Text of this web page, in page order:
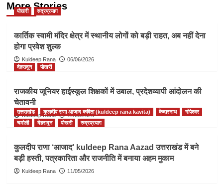
More Stories
पोखरी रुद्रप्रयाग
कार्तिक स्वामी मंदिर क्षेत्र में स्थानीय लोगों को बड़ी राहत, अब नहीं देना
होगा प्रवेश शुल्क
Kuldeep Rana
06/06/2026
देहरादून
पोखरी
राजकीय जूनियर हाईस्कूल शिक्षकों में उबाल, प्रदेशव्यापी आंदोलन की
चेतावनी
Kuldeep Rana 12/05/2026
उत्तराखंड कुलदीप राणा आजाद कविता (kuldeep rana kavita) केदारनाथ
गोपेश्वर
चमोली
देहरादून पोखरी रुद्रप्रयाग
कुलदीप राणा ‘आजाद’ kuldeep Rana Aazad उत्तराखंड में बने
बड़ी हस्ती, पत्रकारिता और राजनीति में बनाया अहम मुकाम
Kuldeep Rana 11/05/2026